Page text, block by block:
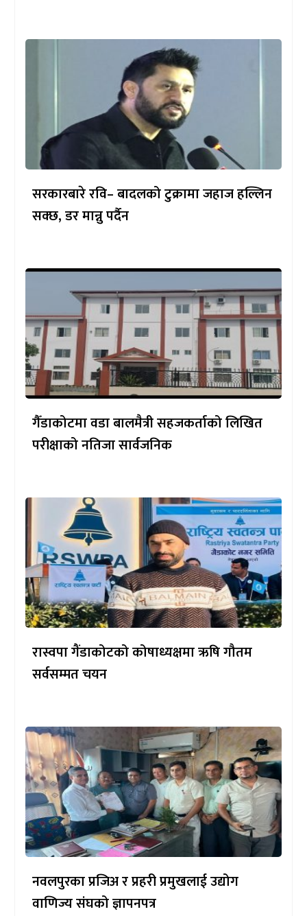
सरकारबारे रवि– बादलको टुक्रामा जहाज हल्लिन
सक्छ, डर मान्नु पर्दैन
गैँडाकोटमा वडा बालमैत्री सहजकर्ताको लिखित
परीक्षाको नतिजा सार्वजनिक
रास्वपा गैंडाकोटको कोषाध्यक्षमा ऋषि गौतम
सर्वसम्मत चयन
नवलपुरका प्रजिअ र प्रहरी प्रमुखलाई उद्योग
वाणिज्य संघको ज्ञापनपत्र